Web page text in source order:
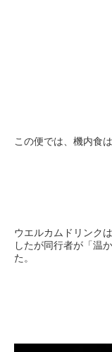
この便では、機内食
ウエルカムドリンク
したが同行者が「温
た。